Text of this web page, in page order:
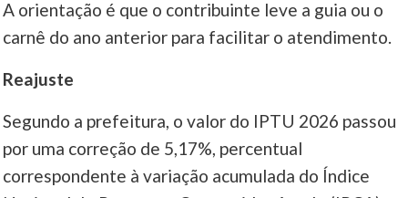
A orientação é que o contribuinte leve a guia ou o
carnê do ano anterior para facilitar o atendimento.
Reajuste
Segundo a prefeitura, o valor do IPTU 2026 passou
por uma correção de 5,17%, percentual
correspondente à variação acumulada do Índice